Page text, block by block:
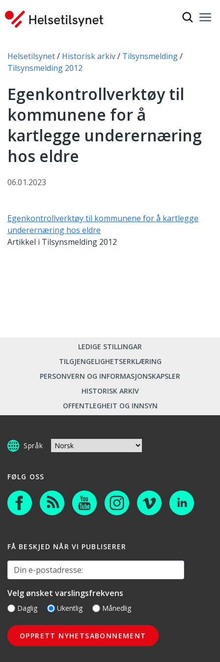
Du er her:
Helsetilsynet Historisk arkiv
Tilsynsmelding
Tilsynsmelding 2012
Egenkontrollverktøy til
kommunene for å
kartlegge underernæring
hos eldre
06.01.2023
Egenkontrollverktøy til kommunene for å kartlegge
underernæring hos eldre
Artikkel i Tilsynsmelding 2012
LEDIGE STILLINGAR
TILGJENGELIGHETSERKLÆRING
PERSONVERN OG INFORMASJONSKAPSLER
HISTORISK ARKIV
OFFENTLEGHEIT OG INNSYN
Språk
FØLG OSS
FÅ BESKJED NÅR VI PUBLISERER
Din e-postadresse:
Velg ønsket varslingsfrekvens
Daglig Ukentlig Månedlig